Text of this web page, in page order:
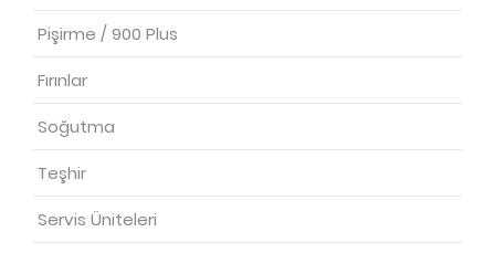
Pişirme / 900 Plus
Fırınlar
Soğutma
Teşhir
Servis Üniteleri